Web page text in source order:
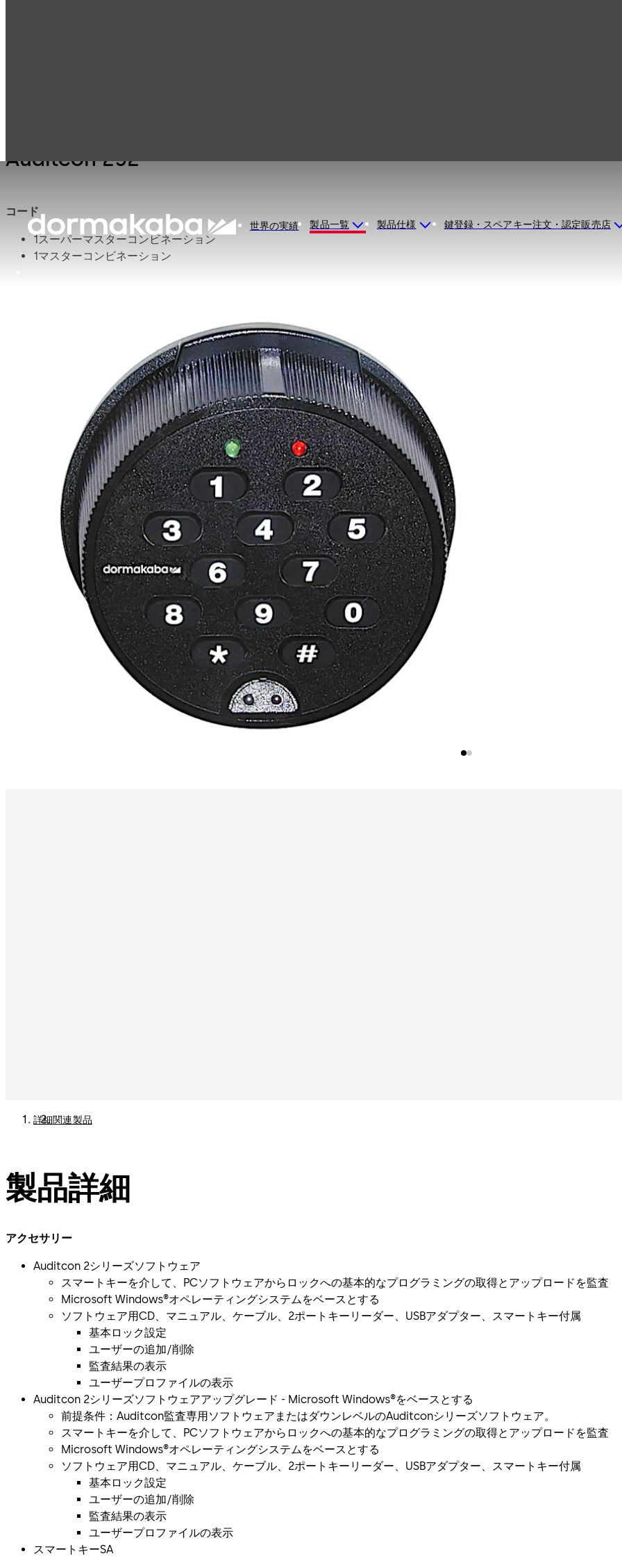
世界の実績 製品一覧 製品仕様 鍵登録・スペアキー注文・認定販売店
Auditcon 252
コード
1スーパーマスターコンビネーション
1マスターコンビネーション
責任者がコンビネーションを有効にするまでは、下位ユーザーによるアクセスが
許可されません。有効にすると、下位ユーザーは有効な開錠時間中、そのロックにアクセスできるようになります。
ロックを解除するには2人のユーザーが必要となるTwo Person Integrityを採用。
素早い入力が可能です。
誤入力ロックアウトロック機能により、不正な組み合わせが5回入力されると、どのユーザーにも3分間アクセスが許可されません。その後、連続して入力に失敗すると、さらに3分間
のロックアウトとなります。
容易な後付け ロックケースのフットプリントは一般的な機械式ロックと同じで、取り付けが簡単です。
エントリー/アクティビティ数は連続で100レコードです。
利用可能なPCソフトウェア Microsoft Windows®ソフトウェアを搭載したデバイスのプログラムで、ロックの監査レポート
プログラムロック設定オプション
ユーザーの追加/削除
監査ダウンロードレポート
ユーザーテーブルダウンロードレポート
アラームインターフェース （オプション）既存のアラームシステムへの接続と組み合わせると、ロックの非常時状態が有
アクセスを許可するまでの時間を1～99分の範囲でプログラム可能です。
遠隔時間遅延表示ユニット（p/n 307025）は別途購入できます。オプションについては定価表をご参照ください。
後ろに下がる
詳細関連製品
製品詳細
アクセサリー
Auditcon 2シリーズソフトウェア
スマートキーを介して、PCソフトウェアからロックへの基本的なプログラミングの取得とアップロードを監査
Microsoft Windows®オペレーティングシステムをベースとする
ソフトウェア用CD、マニュアル、ケーブル、2ポートキーリーダー、USBアダプター、スマートキー付属
基本ロック設定
ユーザーの追加/削除
監査結果の表示
ユーザープロファイルの表示
Auditcon 2シリーズソフトウェアアップグレード - Microsoft Windows®をベースとする
前提条件：Auditcon監査専用ソフトウェアまたはダウンレベルのAuditconシリーズソフトウェア。
スマートキーを介して、PCソフトウェアからロックへの基本的なプログラミングの取得とアップロードを監査
Microsoft Windows®オペレーティングシステムをベースとする
ソフトウェア用CD、マニュアル、ケーブル、2ポートキーリーダー、USBアダプター、スマートキー付属
基本ロック設定
ユーザーの追加/削除
監査結果の表示
ユーザープロファイルの表示
スマートキーSA